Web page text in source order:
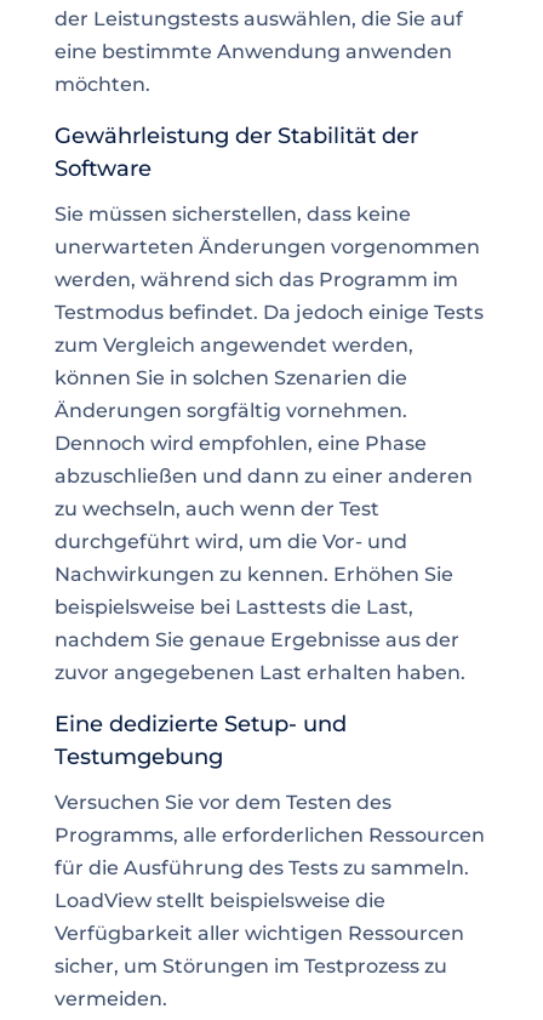
der Leistungstests auswählen, die Sie auf
eine bestimmte Anwendung anwenden
möchten.
Gewährleistung der Stabilität der
Software
Sie müssen sicherstellen, dass keine
unerwarteten Änderungen vorgenommen
werden, während sich das Programm im
Testmodus befindet. Da jedoch einige Tests
zum Vergleich angewendet werden,
können Sie in solchen Szenarien die
Änderungen sorgfältig vornehmen.
Dennoch wird empfohlen, eine Phase
abzuschließen und dann zu einer anderen
zu wechseln, auch wenn der Test
durchgeführt wird, um die Vor- und
Nachwirkungen zu kennen. Erhöhen Sie
beispielsweise bei Lasttests die Last,
nachdem Sie genaue Ergebnisse aus der
zuvor angegebenen Last erhalten haben.
Eine dedizierte Setup- und
Testumgebung
Versuchen Sie vor dem Testen des
Programms, alle erforderlichen Ressourcen
für die Ausführung des Tests zu sammeln.
LoadViewstellt beispielsweise die
Verfügbarkeit aller wichtigen Ressourcen
sicher, um Störungen im Testprozess zu
vermeiden.